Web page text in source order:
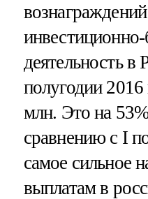
деятельность в
полугодии 2016
млн. Это на
сравнению с I
самое сильное
выплатам в